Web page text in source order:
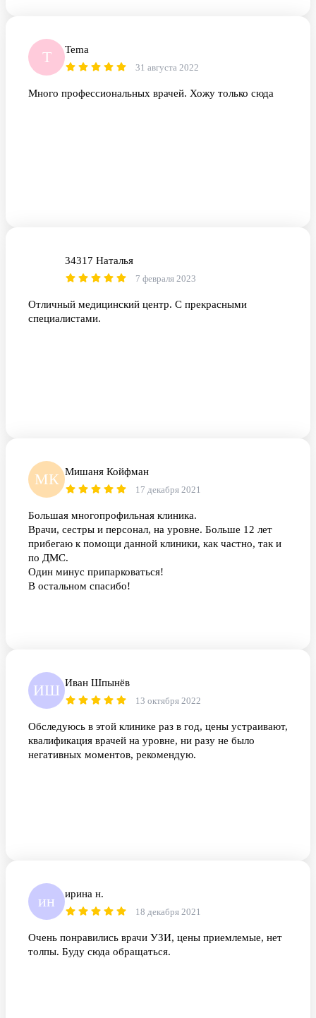
T Tema
31 августа 2022
Много профессиональных врачей. Хожу только сюда
34317 Наталья
7 февраля 2023
Отличный медицинский центр. С прекрасными
специалистами.
МК Мишаня Койфман
17 декабря 2021
Большая многопрофильная клиника.
Врачи, сестры и персонал, на уровне. Больше 12 лет
прибегаю к помощи данной клиники, как частно, так и
по ДМС.
Один минус припарковаться!
В остальном спасибо!
ИШ Иван Шпынёв
13 октября 2022
Обследуюсь в этой клинике раз в год, цены устраивают,
квалификация врачей на уровне, ни разу не было
негативных моментов, рекомендую.
ин ирина н.
18 декабря 2021
Очень понравились врачи УЗИ, цены приемлемые, нет
толпы. Буду сюда обращаться.